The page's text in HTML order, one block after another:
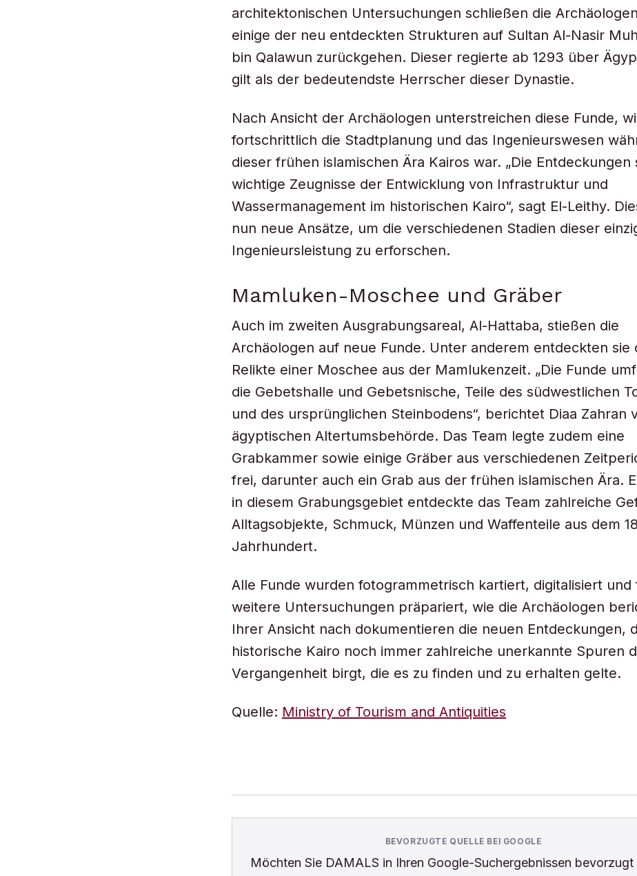
architektonischen Untersuchungen schließen die
einige der neu entdeckten Strukturen auf Sultan Al-Nasir
bin Qalawun zurückgehen. Dieser regierte ab 1293 über
gilt als der bedeutendste Herrscher dieser Dynastie.
Nach Ansicht der Archäologen unterstreichen diese Funde,
fortschrittlich die Stadtplanung und das Ingenieurswesen
dieser frühen islamischen Ära Kairos war. „Die Entdeckungen
wichtige Zeugnisse der Entwicklung von Infrastruktur und
Wassermanagement im historischen Kairo“, sagt El-Leithy.
nun neue Ansätze, um die verschiedenen Stadien dieser
Ingenieursleistung zu erforschen.
Mamluken-Moschee und Gräber
Auch im zweiten Ausgrabungsareal, Al-Hattaba, stießen die
Archäologen auf neue Funde. Unter anderem entdeckten sie
Relikte einer Moschee aus der Mamlukenzeit. „Die Funde
die Gebetshalle und Gebetsnische, Teile des südwestlichen
und des ursprünglichen Steinbodens“, berichtet Diaa Zahran
ägyptischen Altertumsbehörde. Das Team legte zudem eine
Grabkammer sowie einige Gräber aus verschiedenen
frei, darunter auch ein Grab aus der frühen islamischen Ära.
in diesem Grabungsgebiet entdeckte das Team zahlreiche
Alltagsobjekte, Schmuck, Münzen und Waffenteile aus dem
Jahrhundert.
Alle Funde wurden fotogrammetrisch kartiert, digitalisiert und
weitere Untersuchungen präpariert, wie die Archäologen
Ihrer Ansicht nach dokumentieren die neuen Entdeckungen,
historische Kairo noch immer zahlreiche unerkannte Spuren
Vergangenheit birgt, die es zu finden und zu erhalten gelte.
Quelle: Ministry of Tourism and Antiquities
BEVORZUGTE QUELLE BEI GOOGLE
Möchten Sie DAMALS in Ihren Google-Suchergebnissen bevorzugt